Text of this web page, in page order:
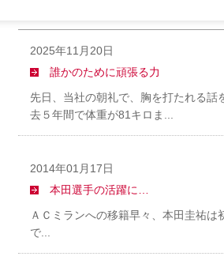
2025年11月20日
誰かのために頑張る力
先日、当社の朝礼で、胸を打たれる
去５年間で体重が81キロま...
2014年01月17日
本田選手の活躍に…
ＡＣミランへの移籍早々、本田圭祐
で...